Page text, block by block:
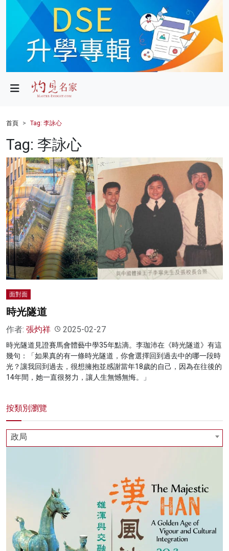
政局
財經
健康
商業
科技
影片
名家榜
灼見活動
首頁 Tag: 李詠心
Tag: 李詠心
面對面
時光隧道
作者: 張灼祥 2025-02-27
時光隧道見證賽馬會體藝中學35年點滴。李珈沛在《時光隧道》有這
幾句：「如果真的有一條時光隧道，你會選擇回到過去中的哪一段時
光？讓我回到過去，很想擁抱並感謝當年18歲的自己，因為在往後的
14年間，她一直很努力，讓人生無憾無悔。」
按類別瀏覽
政局